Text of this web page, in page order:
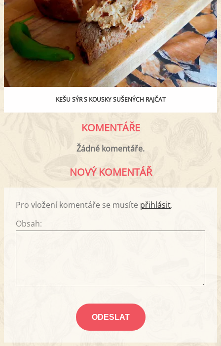
KEŠU SÝR S KOUSKY SUŠENÝCH RAJČAT
KOMENTÁŘE
Žádné komentáře.
NOVÝ KOMENTÁŘ
Pro vložení komentáře se musíte přihlásit.
Obsah: